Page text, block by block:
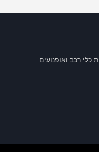
רכב ואופנועים.